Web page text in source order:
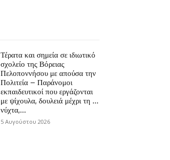
Τέρατα και σημεία σε ιδιωτικό
σχολείο της Βόρειας
Πελοποννήσου με απούσα την
Πολιτεία – Παράνομοι
εκπαιδευτικοί που εργάζονται
με ψίχουλα, δουλειά μέχρι τη …
νύχτα,...
5 Αυγούστου 2026